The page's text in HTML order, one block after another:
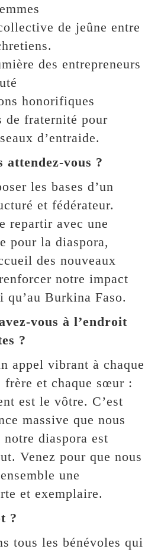
de jeûne entre
des entrepreneurs
honorifiques
de fraternité pour
d’entraide.
attendez-vous ?
les bases d’un
et fédérateur.
repartir avec une
pour la diaspora,
des nouveaux
notre impact
Burkina Faso.
vous à l’endroit
?
appel vibrant à chaque
et chaque sœur :
est le vôtre. C’est
massive que nous
diaspora est
Venez pour que nous
une
et exemplaire.
?
tous les bénévoles qui